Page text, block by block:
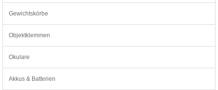
Gewichtskörbe
Objektklemmen
Okulare
Akkus & Batterien